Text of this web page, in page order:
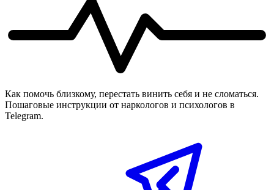
Как помочь близкому, перестать винить себя и не сломаться.
Пошаговые инструкции от наркологов и психологов в
Telegram.